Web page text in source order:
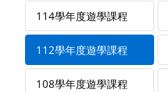
114學年度遊學課程
112學年度遊學課程
108學年度遊學課程